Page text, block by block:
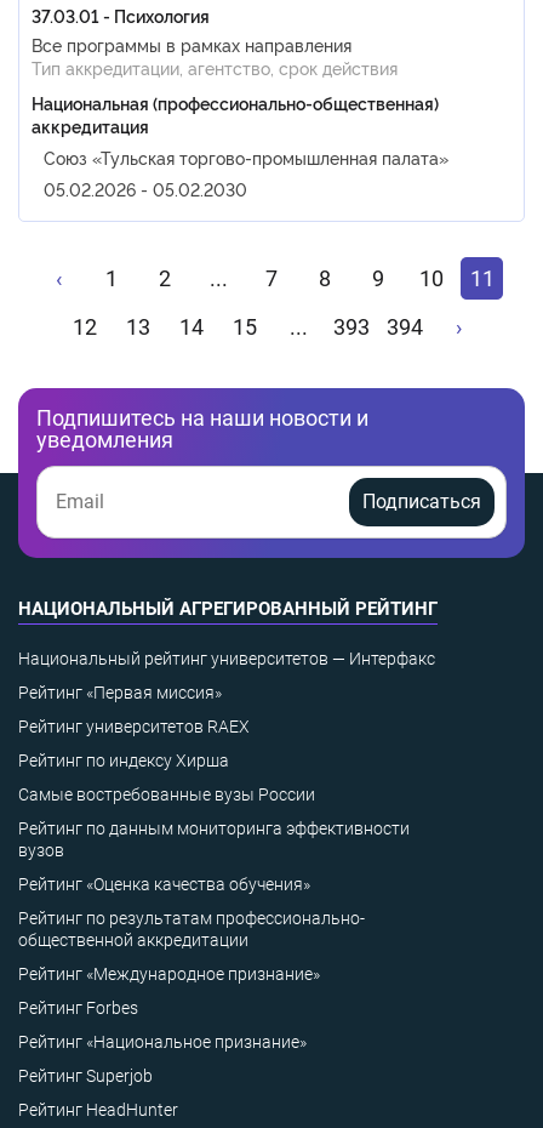
37.03.01 - Психология
Все программы в рамках направления
Тип аккредитации, агентство, срок действия
Национальная (профессионально-общественная)
аккредитация
Союз «Тульская торгово-промышленная палата»
05.02.2026 - 05.02.2030
‹ 1 2 ... 7 8 9 10
11
12
13 14 15 ... 393 394 ›
Подпишитесь на наши новости и
уведомления
Подписаться
НАЦИОНАЛЬНЫЙ АГРЕГИРОВАННЫЙ РЕЙТИНГ
Национальный рейтинг университетов — Интерфакс
Рейтинг «Первая миссия»
Рейтинг университетов RAEX
Рейтинг по индексу Хирша
Самые востребованные вузы России
Рейтинг по данным мониторинга эффективности
вузов
Рейтинг «Оценка качества обучения»
Рейтинг по результатам профессионально-
общественной аккредитации
Рейтинг «Международное признание»
Рейтинг Forbes
Рейтинг «Национальное признание»
Рейтинг Superjob
Рейтинг HeadHunter